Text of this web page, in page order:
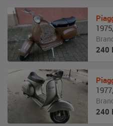
1975,
240
1977,
240